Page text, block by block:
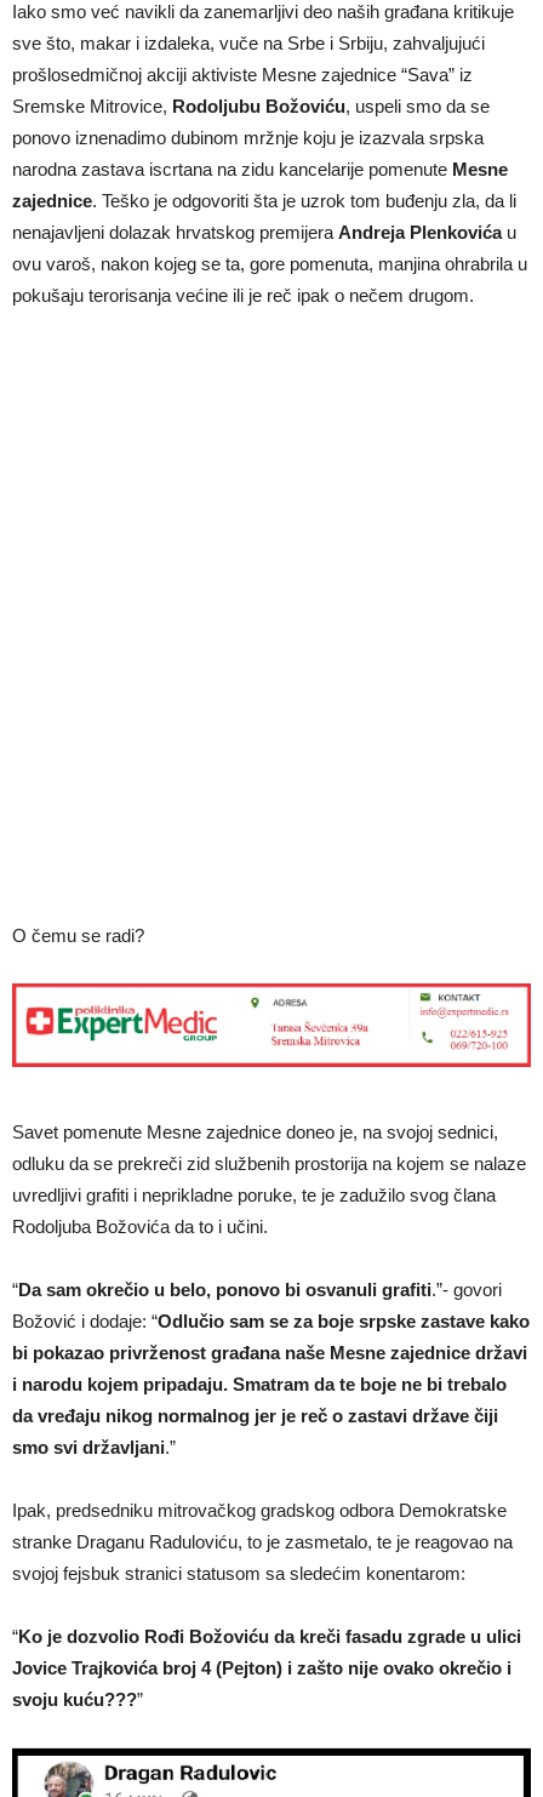
Iako smo već navikli da zanemarljivi deo naših građana kritikuje
sve što, makar i izdaleka, vuče na Srbe i Srbiju, zahvaljujući
prošlosedmičnoj akciji aktiviste Mesne zajednice “Sava” iz
Sremske Mitrovice, Rodoljubu Božoviću, uspeli smo da se
ponovo iznenadimo dubinom mržnje koju je izazvala srpska
narodna zastava iscrtana na zidu kancelarije pomenute Mesne
zajednice. Teško je odgovoriti šta je uzrok tom buđenju zla, da li
nenajavljeni dolazak hrvatskog premijera Andreja Plenkovićau
ovu varoš, nakon kojeg se ta, gore pomenuta, manjina ohrabrila u
pokušaju terorisanja većine ili je reč ipak o nečem drugom.
O čemu se radi?
Savet pomenute Mesne zajednice doneo je, na svojoj sednici,
odluku da se prekreči zid službenih prostorija na kojem se nalaze
uvredljivi grafiti i neprikladne poruke, te je zadužilo svog člana
Rodoljuba Božovića da to i učini.
“Da sam okrečio u belo, ponovo bi osvanuli grafiti.”- govori
Božović i dodaje: “Odlučio sam se za boje srpske zastave kako
bi pokazao privrženost građana naše Mesne zajednice državi
i narodu kojem pripadaju. Smatram da te boje ne bi trebalo
da vređaju nikog normalnog jer je reč o zastavi države čiji
smo svi državljani.”
Ipak, predsedniku mitrovačkog gradskog odbora Demokratske
stranke Draganu Raduloviću, to je zasmetalo, te je reagovao na
svojoj fejsbuk stranici statusom sa sledećim konentarom:
“Ko je dozvolio Rođi Božoviću da kreči fasadu zgrade u ulici
Jovice Trajkovića broj 4 (Pejton) i zašto nije ovako okrečio i
svoju kuću???”